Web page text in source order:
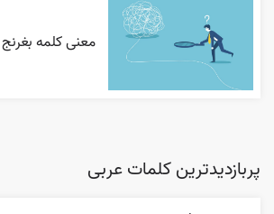
معنی کلمه بغرنج
پربازدیدترین کلمات عربی